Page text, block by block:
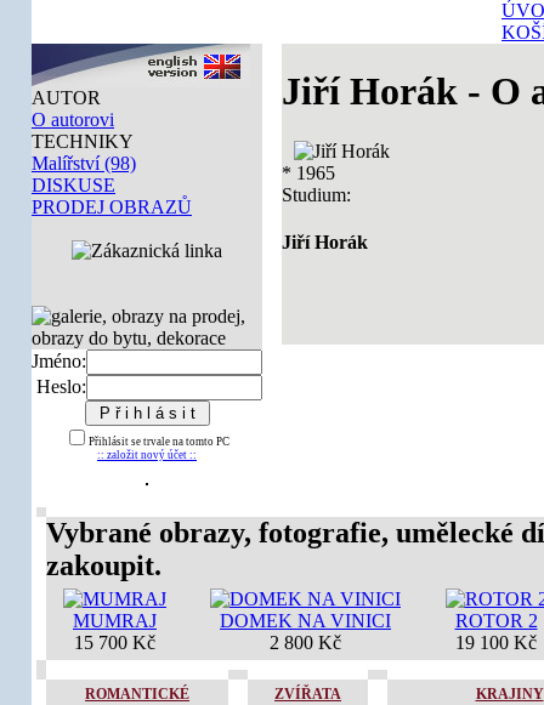
AUTOR
O autorovi
TECHNIKY
Malířství (98)
DISKUSE
PRODEJ OBRAZŮ
Jméno:
Heslo:
Přihlásit se trvale na tomto PC
:: založit nový účet ::
Jiří Horák - O
* 1965
Studium:
Jiří Horák
Vybrané obrazy, fotografie, umělecké
zakoupit.
MUMRAJ
15 700 Kč
DOMEK NA VINICI
2 800 Kč
ROTOR 2
19 100 Kč
ROMANTICKÉ ZVÍŘATA KRAJINY